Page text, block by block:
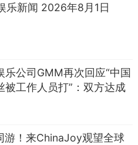
乐新闻 2026年8月1日
乐公司GMM再次回应“中国
被工作人员打”：双方达成
原有工作职责
游！来ChinaJoy观望全球